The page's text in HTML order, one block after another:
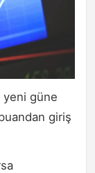
yeni güne
giriş